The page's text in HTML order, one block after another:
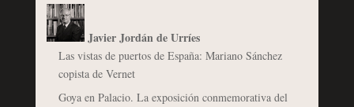
Javier Jordán de Urríes
Las vistas de puertos de España: Mariano Sánchez
copista de Vernet
Goya en Palacio. La exposición conmemorativa del